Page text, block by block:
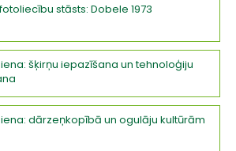
stāsts: Dobele 1973
šķirņu iepazīšana un tehnoloģiju
dārzeņkopībā un ogulāju kultūrām